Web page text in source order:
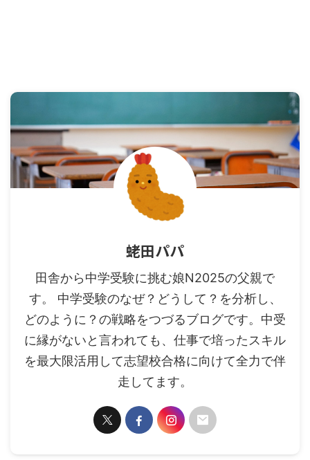
蛯田パパ
田舎から中学受験に挑む娘N2025の父親で
す。 中学受験のなぜ？どうして？を分析し、
どのように？の戦略をつづるブログです。中受
に縁がないと言われても、仕事で培ったスキル
を最大限活用して志望校合格に向けて全力で伴
走してます。